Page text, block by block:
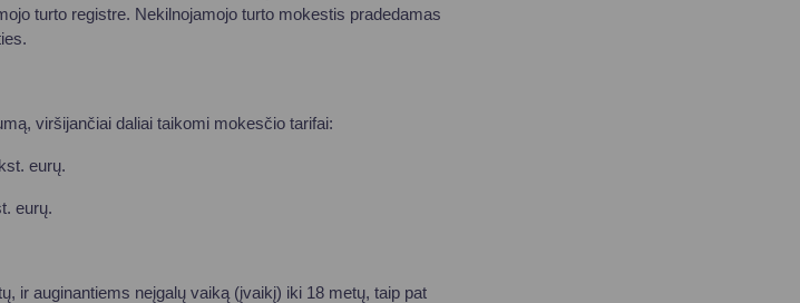
turto registre. Nekilnojamojo turto mokestis pradedamas
viršijančiai daliai taikomi mokesčio tarifai:
eurų.
eurų.
ir auginantiems neįgalų vaiką (įvaikį) iki 18 metų, taip pat